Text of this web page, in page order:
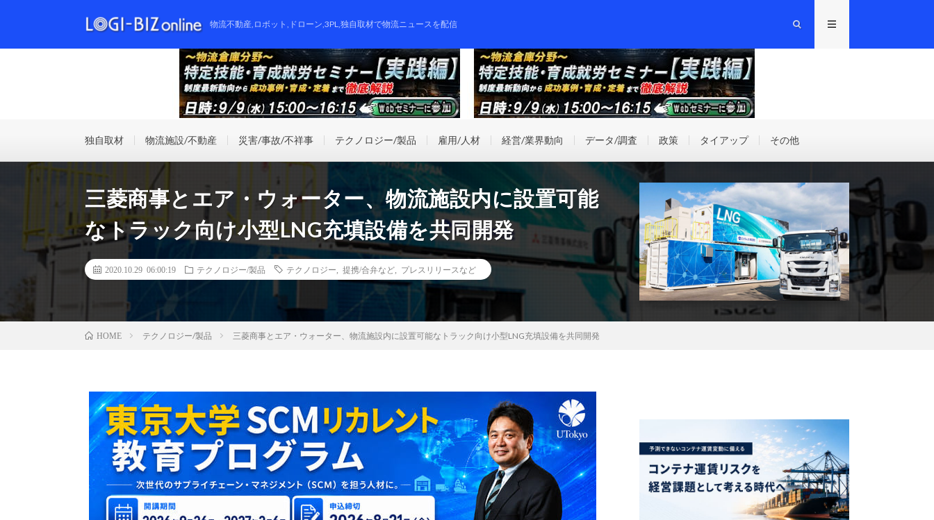
物流不動産,ロボット,ドローン,3PL,独自取材で物流ニュースを配信
独自取材 物流施設/不動産 災害/事故/不祥事 テクノロジー/製品 雇用/人材 経営/業界動向 データ/調査 政策 タイアップ その他
三菱商事とエア・ウォーター、物流施設内に設置可能
なトラック向け小型LNG充填設備を共同開発
2020.10.29 06:00:19 テクノロジー/製品 テクノロジー 提携/合弁など プレスリリースなど
HOME テクノロジー/製品 三菱商事とエア・ウォーター、物流施設内に設置可能なトラック向け小型LNG充填設備を共同開発